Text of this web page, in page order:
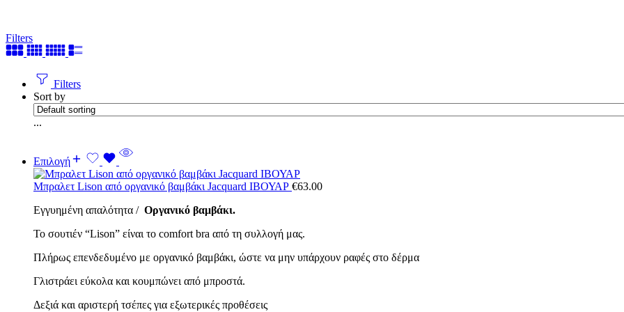
Filters
Filters
Sort by
...
Επιλογή
Μπραλετ Lison από οργανικό βαμβάκι Jacquard ΙΒΟΥΑΡ €63.00
Εγγυημένη απαλότητα / Οργανικό βαμβάκι.
Το σουτιέν “Lison” είναι το comfort bra από τη συλλογή μας.
Πλήρως επενδεδυμένο με οργανικό βαμβάκι, ώστε να μην υπάρχουν ραφές στο δέρμα
Γλιστράει εύκολα και κουμπώνει από μπροστά.
Δεξιά και αριστερή τσέπες για εξωτερικές προθέσεις